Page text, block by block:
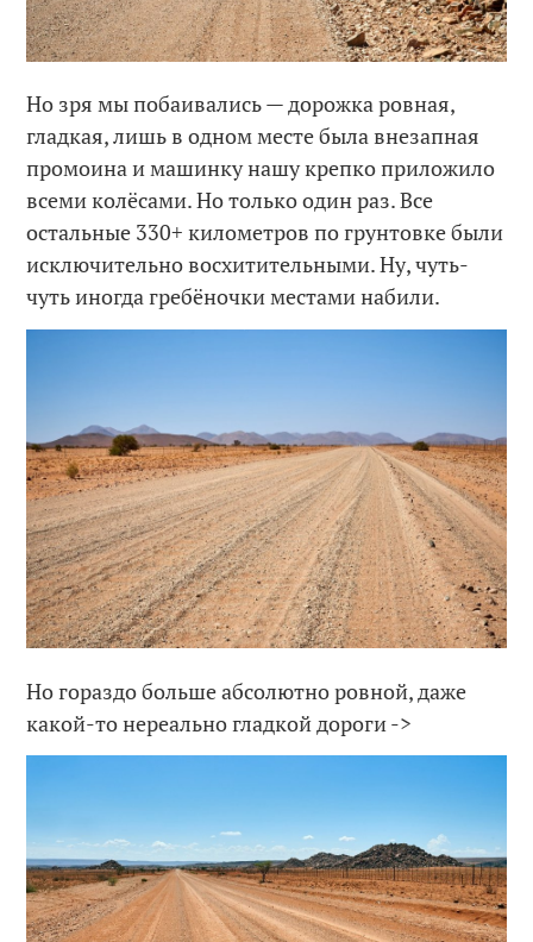
Но зря мы побаивались — дорожка ровная,
гладкая, лишь в одном месте была внезапная
промоина и машинку нашу крепко приложило
всеми колёсами. Но только один раз. Все
остальные 330+ километров по грунтовке были
исключительно восхитительными. Ну, чуть-
чуть иногда гребёночки местами набили.
Но гораздо больше абсолютно ровной, даже
какой-то нереально гладкой дороги ->